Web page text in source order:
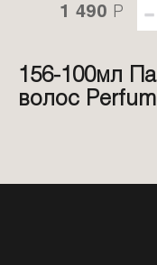
1 490 P
156-100мл
волос